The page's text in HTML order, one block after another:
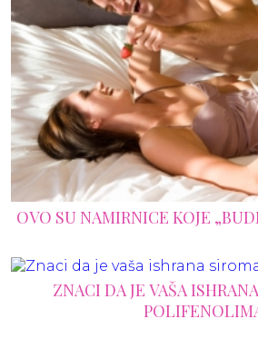
OVO SU NAMIRNICE KOJE
ZNACI DA JE VAŠA